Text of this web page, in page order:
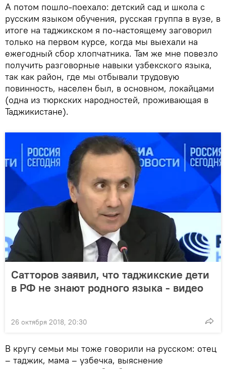
А потом пошло-поехало: детский сад и школа с
русским языком обучения, русская группа в вузе, в
итоге на таджикском я по-настоящему заговорил
только на первом курсе, когда мы выехали на
ежегодный сбор хлопчатника. Там же мне повезло
получить разговорные навыки узбекского языка,
так как район, где мы отбывали трудовую
повинность, населен был, в основном, локайцами
(одна из тюркских народностей, проживающая в
Таджикистане).
Сатторов заявил, что таджикские дети
в РФ не знают родного языка - видео
26 октября 2018, 20:30
В кругу семьи мы тоже говорили на русском: отец
– таджик, мама – узбечка, выяснение